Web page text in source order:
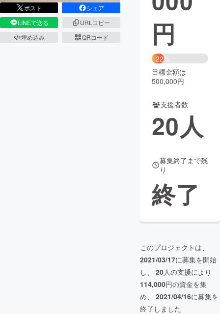
まちづくり・地域活性化
CAMPFIRE Creation
コミュニティ
ポスト
シェア
LINEで送る
URLコピー
埋め込み
QRコード
円
22%
目標金額は
500,000円
支援者数
20人
募集終了まで残
り
終了
このプロジェクトは、
2021/03/17に募集を開始
し、 20人の支援により
114,000円の資金を集
め、 2021/04/16に募集を
終了しました